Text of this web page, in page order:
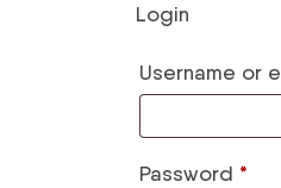
Login
Username or
Password *